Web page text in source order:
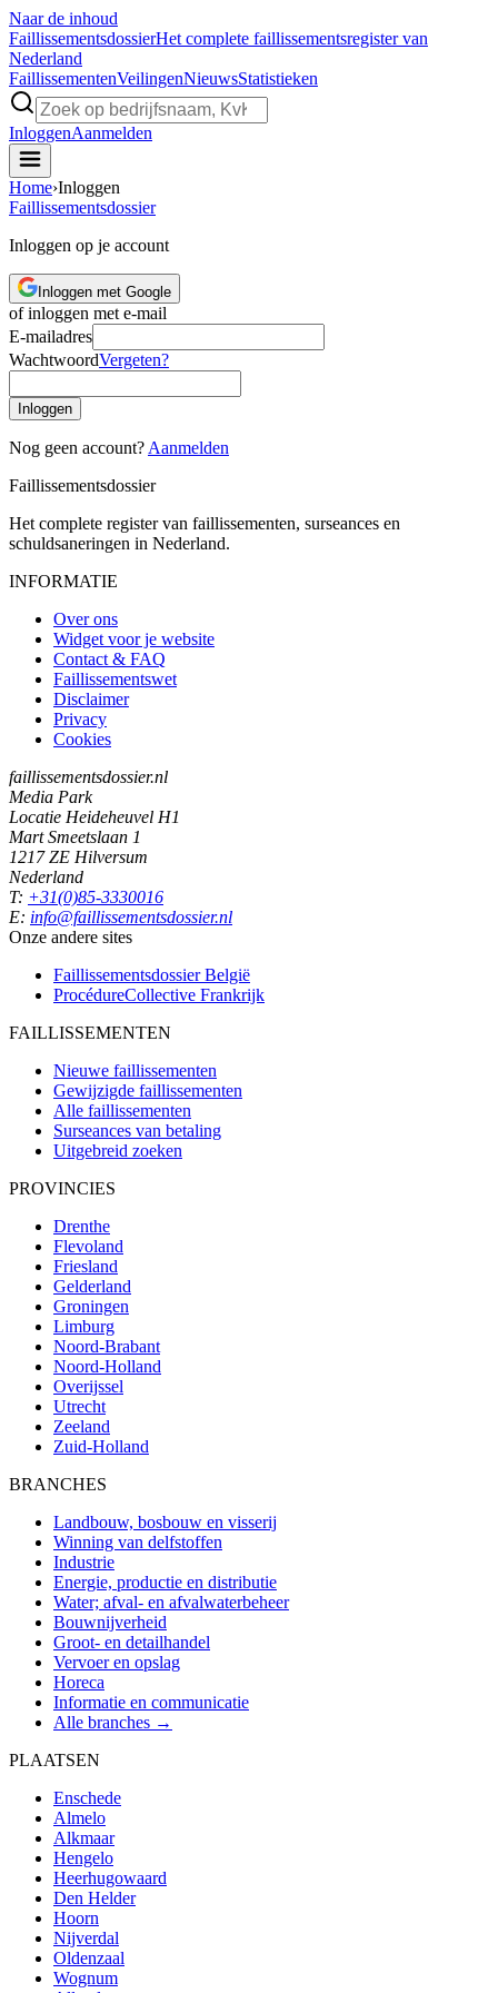
Naar de inhoud
FaillissementsdossierHet complete faillissementsregister van
Nederland
FaillissementenVeilingenNieuwsStatistieken
InloggenAanmelden
Home›Inloggen
Faillissementsdossier
Inloggen op je account
Inloggen met Google
of inloggen met e-mail
E-mailadres
WachtwoordVergeten?
Inloggen
Nog geen account? Aanmelden
Faillissementsdossier
Het complete register van faillissementen, surseances en
schuldsaneringen in Nederland.
INFORMATIE
Over ons
Widget voor je website
Contact & FAQ
Faillissementswet
Disclaimer
Privacy
Cookies
faillissementsdossier.nl
Media Park
Locatie Heideheuvel H1
Mart Smeetslaan 1
1217 ZE Hilversum
Nederland
T: +31(0)85-3330016
E: info@faillissementsdossier.nl
Onze andere sites
Faillissementsdossier België
ProcédureCollective Frankrijk
FAILLISSEMENTEN
Nieuwe faillissementen
Gewijzigde faillissementen
Alle faillissementen
Surseances van betaling
Uitgebreid zoeken
PROVINCIES
Drenthe
Flevoland
Friesland
Gelderland
Groningen
Limburg
Noord-Brabant
Noord-Holland
Overijssel
Utrecht
Zeeland
Zuid-Holland
BRANCHES
Landbouw, bosbouw en visserij
Winning van delfstoffen
Industrie
Energie, productie en distributie
Water; afval- en afvalwaterbeheer
Bouwnijverheid
Groot- en detailhandel
Vervoer en opslag
Horeca
Informatie en communicatie
Alle branches →
PLAATSEN
Enschede
Almelo
Alkmaar
Hengelo
Heerhugowaard
Den Helder
Hoorn
Nijverdal
Oldenzaal
Wognum